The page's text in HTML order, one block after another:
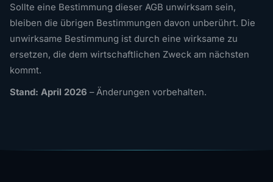
Sollte eine Bestimmung dieser AGB unwirksam sein,
bleiben die übrigen Bestimmungen davon unberührt. Die
unwirksame Bestimmung ist durch eine wirksame zu
ersetzen, die dem wirtschaftlichen Zweck am nächsten
kommt.
Stand: April 2026 – Änderungen vorbehalten.